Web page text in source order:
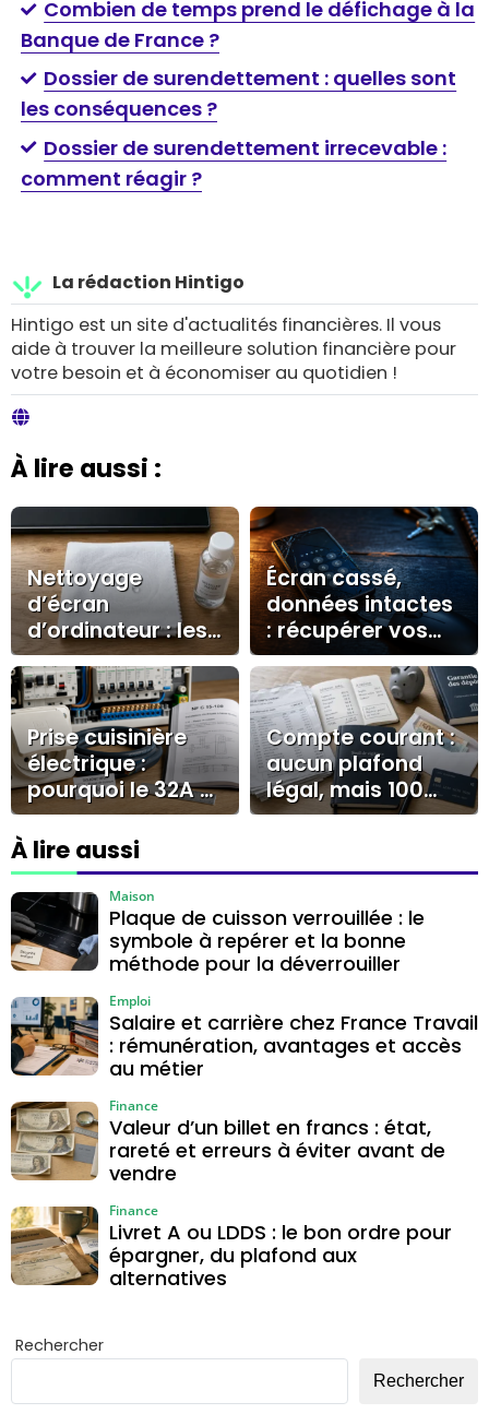
Combien de temps prend le défichage à la
Banque de France ?
Dossier de surendettement : quelles sont
les conséquences ?
Dossier de surendettement irrecevable :
comment réagir ?
La rédaction Hintigo
Hintigo est un site d'actualités financières. Il vous
aide à trouver la meilleure solution financière pour
votre besoin et à économiser au quotidien !
À lire aussi :
Nettoyage
d’écran
d’ordinateur : les
produits doux à
utiliser et ceux à
éviter
Écran cassé,
données intactes
: récupérer vos
fichiers avec OTG,
cloud ou
réparateur
Prise cuisinière
électrique :
pourquoi le 32A et
le circuit dédié
s’imposent
Compte courant :
aucun plafond
légal, mais 100
000 € à surveiller
À lire aussi
Plaque de cuisson verrouillée : le
symbole à repérer et la bonne
méthode pour la déverrouiller
Maison
Salaire et carrière chez France Travail
: rémunération, avantages et accès
au métier
Emploi
Valeur d’un billet en francs : état,
rareté et erreurs à éviter avant de
vendre
Finance
Livret A ou LDDS : le bon ordre pour
épargner, du plafond aux
alternatives
Finance
Rechercher
Rechercher